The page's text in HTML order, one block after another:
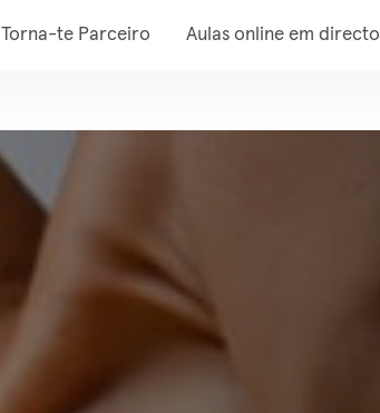
Torna-te Parceiro Aulas online em directo